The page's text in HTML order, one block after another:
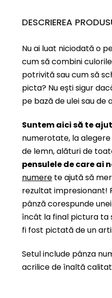
DESCRIEREA
Nu ai luat niciodată o
cum să combini
potrivită sau cum să
picta? Nu ești sigur
pe bază de ulei sau de
Suntem aici să te
numerotate, la
de lemn, alături de
pensulele de care ai
numere te ajută să
rezultat impresionant!
pânză corespunde
încât la final pictura ta
fi fost pictată de un
Setul include pânza
acrilice de înaltă